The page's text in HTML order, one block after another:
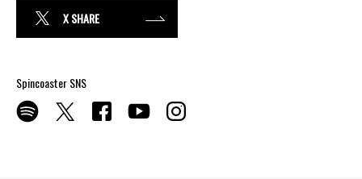
X SHARE
Spincoaster SNS